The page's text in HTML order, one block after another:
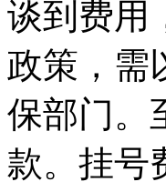
谈到费用
政策，需
保部门。
款。挂号